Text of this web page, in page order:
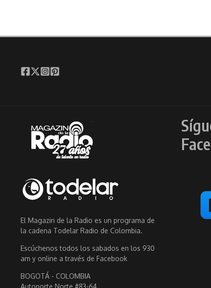
El Magazin de la Radio es un programa de
la cadena Todelar Radio de Colombia.
Escúchenos todos los sabados en los 930
am y online a través de Facebook
BOGOTÁ - COLOMBIA
Autonorte Norte #83-64